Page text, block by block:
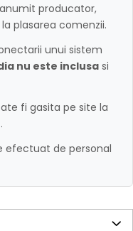
producator,
la plasarea comenzii.
unui sistem
nu este inclusasi
fi gasita pe site la
.
efectuat de personal